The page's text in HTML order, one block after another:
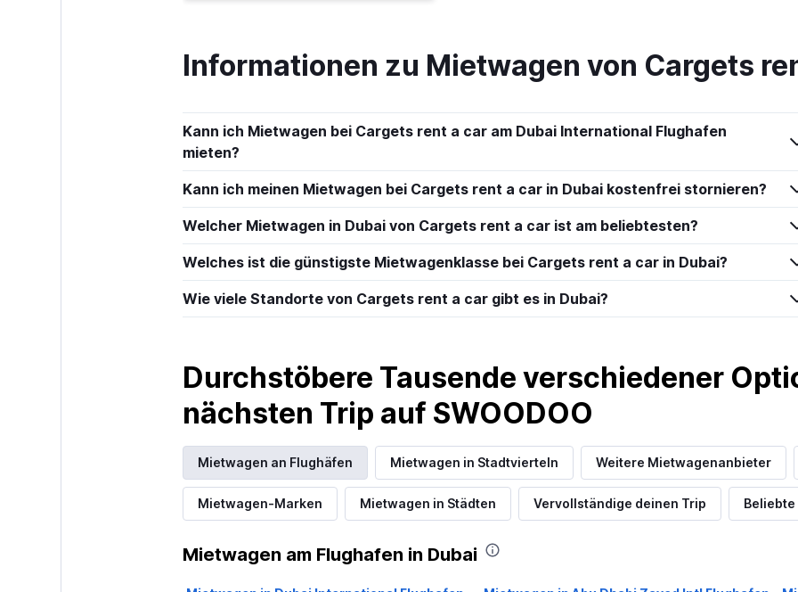
Informationen zu Mietwagen von Cargets
Kann ich Mietwagen bei Cargets rent a car am Dubai International Flughafen
mieten?
Kann ich meinen Mietwagen bei Cargets rent a car in Dubai kostenfrei stornieren?
Welcher Mietwagen in Dubai von Cargets rent a car ist am beliebtesten?
Welches ist die günstigste Mietwagenklasse bei Cargets rent a car in Dubai?
Wie viele Standorte von Cargets rent a car gibt es in Dubai?
Durchstöbere Tausende verschiedener
nächsten Trip auf SWOODOO
Mietwagen an Flughäfen Mietwagen in Stadtvierteln Weitere Mietwagenanbieter
Mietwagen-Marken Mietwagen in Städten Vervollständige deinen Trip Beliebte
Mietwagen am Flughafen in Dubai